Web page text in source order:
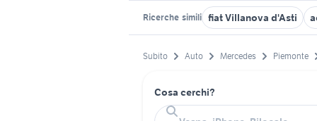
Ricerche simili fiat Villanova d'Asti
Subito Auto Mercedes Piemonte
Cosa cerchi?